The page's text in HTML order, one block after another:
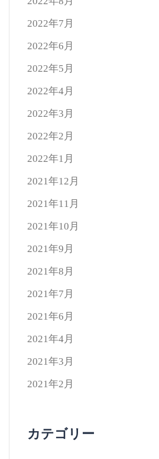
2022年7月
2022年6月
2022年5月
2022年4月
2022年3月
2022年2月
2022年1月
2021年12月
2021年11月
2021年10月
2021年9月
2021年8月
2021年7月
2021年6月
2021年4月
2021年3月
2021年2月
カテゴリー